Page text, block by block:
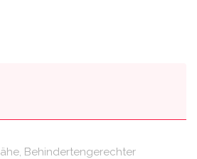
Behindertengerechter